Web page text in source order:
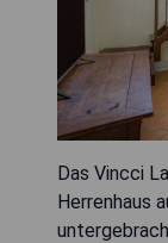
Das Vincci
Herrenhaus